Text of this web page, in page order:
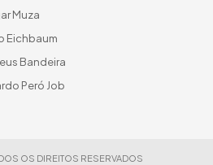
Muza
Eichbaum
Bandeira
Peró Job
OS DIREITOS RESERVADOS